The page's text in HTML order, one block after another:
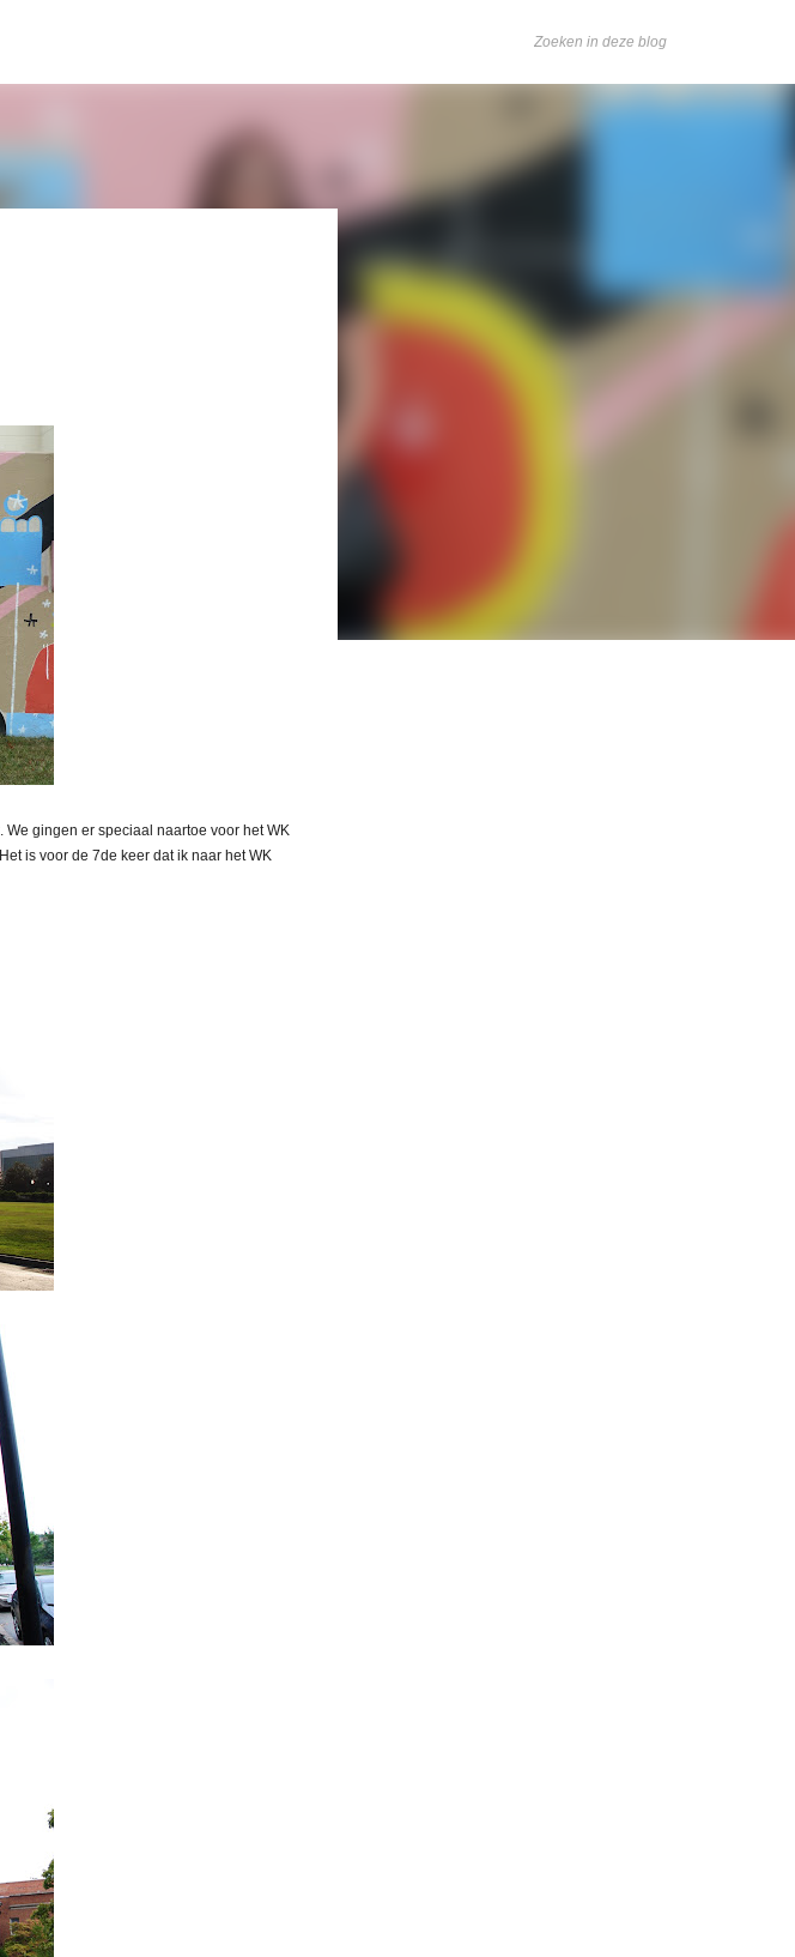
gingen er speciaal naartoe voor het WK
is voor de 7de keer dat ik naar het WK